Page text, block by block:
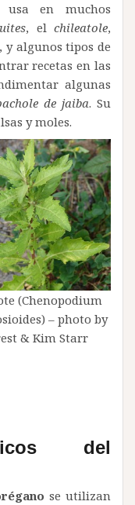
usa en muchos
, elchileatole,
y algunos tipos de
recetas en las
algunas
de jaiba. Su
y moles.
(Chenopodium
– photo by
& Kim Starr
del
se utilizan